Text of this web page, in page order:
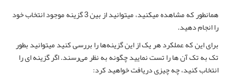
همانطور که مشاهده میکنید، میتوانید از بین 3 گزینه موجود انتخاب خود
را انجام دهید.
برای این که عملکرد هر یک از این گزینه‌ها را بررسی کنید میتوانید بطور
تک به تک آن ها را تست نمایید چگونه به نظر می‌رسند. اگر گزینه ای را
انتخاب کنید، چه چیزی دریافت خواهید کرد: